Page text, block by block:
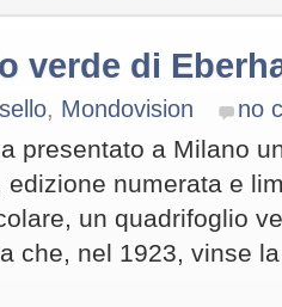
verde di
, Mondovision no
presentato a Milano
edizione numerata e
un quadrifoglio
che, nel 1923, vinse